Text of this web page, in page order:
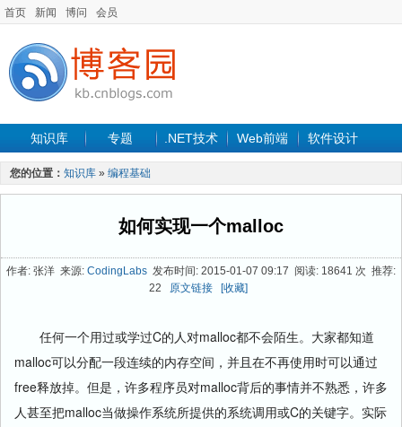
首页 新闻 博问 会员
知识库 专题 .NET技术 Web前端 软件设计
手机开发 软件工程
最新文章
您的位置： 知识库 » 编程基础
如何实现一个malloc
作者: 张洋 来源: CodingLabs 发布时间: 2015-01-07 09:17 阅读: 18641 次 推荐:
22 原文链接 [收藏]
任何一个用过或学过C的人对malloc都不会陌生。大家都知道
malloc可以分配一段连续的内存空间，并且在不再使用时可以通过
free释放掉。但是，许多程序员对malloc背后的事情并不熟悉，许多
人甚至把malloc当做操作系统所提供的系统调用或C的关键字。实际